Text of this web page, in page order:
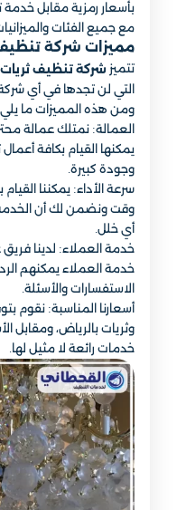
بأسعار رمزية مقابل
مع جميع الفئات
مميزات شركة تنظيف
تتميز شركة تنظيف ثريات
التي لن تجدها في أي
ومن هذه المميزات ما
العمالة: نمتلك عمالة
يمكنها القيام بكافة
وجودة كبيرة.
سرعة الأداء: يمكننا
وقت ونضمن لك أن
أي خلل.
خدمة العملاء: لدينا
خدمة العملاء يمكنهم
الاستفسارات والأسئلة.
أسعارنا المناسبة: نقوم
وثريات بالرياض، ومقابل
خدمات رائعة لا مثيل لها.